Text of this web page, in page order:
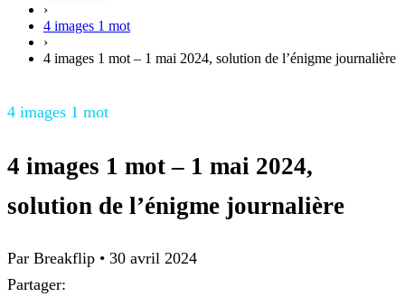
›
4 images 1 mot
›
4 images 1 mot – 1 mai 2024, solution de l’énigme journalière
4 images 1 mot
4 images 1 mot – 1 mai 2024,
solution de l’énigme journalière
Par Breakflip • 30 avril 2024
Partager: